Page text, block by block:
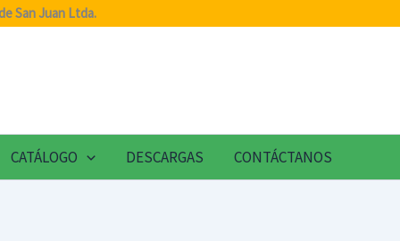
San Juan Ltda.
CATÁLOGO DESCARGAS CONTÁCTANOS